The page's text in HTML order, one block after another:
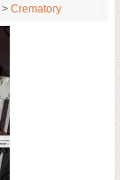
> Crematory